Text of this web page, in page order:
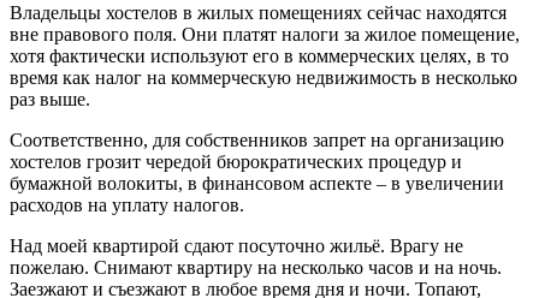
Владельцы хостелов в жилых помещениях сейчас находятся
вне правового поля. Они платят налоги за жилое помещение,
хотя фактически используют его в коммерческих целях, в то
время как налог на коммерческую недвижимость в несколько
раз выше.
Соответственно, для собственников запрет на организацию
хостелов грозит чередой бюрократических процедур и
бумажной волокиты, в финансовом аспекте – в увеличении
расходов на уплату налогов.
Над моей квартирой сдают посуточно жильё. Врагу не
пожелаю. Снимают квартиру на несколько часов и на ночь.
Заезжают и съезжают в любое время дня и ночи. Топают,